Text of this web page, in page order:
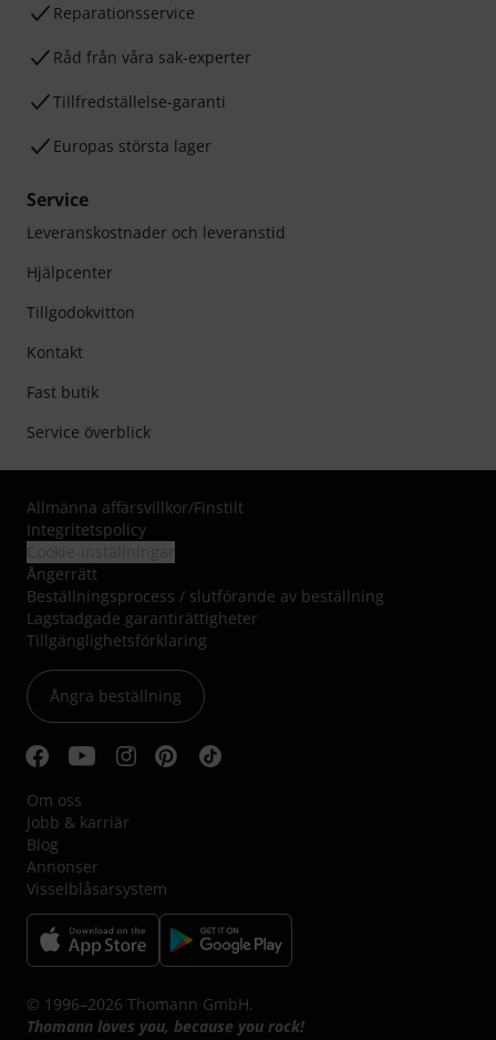
Reparationsservice
Råd från våra sak-experter
Tillfredställelse-garanti
Europas största lager
Service
Leveranskostnader och leveranstid
Hjälpcenter
Tillgodokvitton
Kontakt
Fast butik
Service överblick
Allmänna affärsvillkor/Finstilt
Integritetspolicy
Ångerrätt
Beställningsprocess / slutförande av beställning
Lagstadgade garantirättigheter
Tillgänglighetsförklaring
Ångra beställning
Om oss
Jobb & karriär
Blog
Annonser
Visselblåsarsystem
© 1996–2026 Thomann GmbH.
Thomann loves you, because you rock!